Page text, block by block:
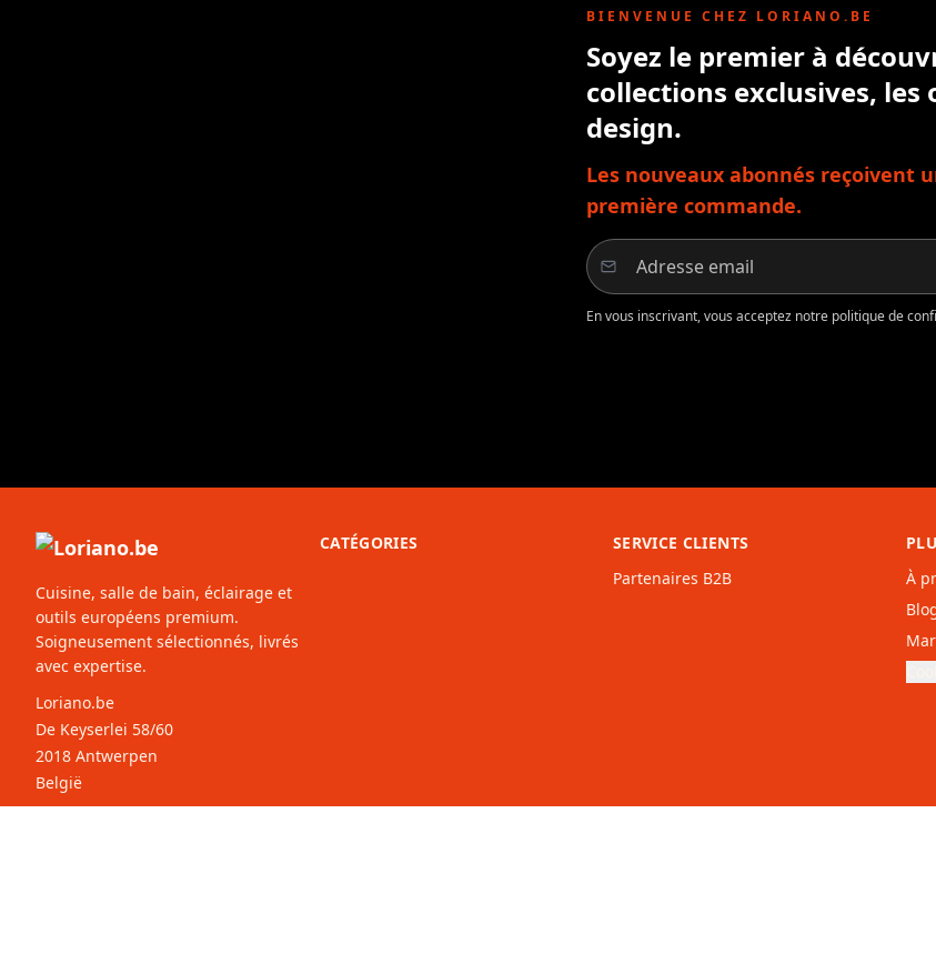
BIENVENUE CHEZ LORIANO.BE
Soyez le premier à
collections exclusives,
design.
Les nouveaux abonnés reçoivent
première commande.
En vous inscrivant, vous acceptez notre politique de
Cuisine, salle de bain, éclairage et
outils européens premium.
Soigneusement sélectionnés, livrés
avec expertise.
Loriano.be
De Keyserlei 58/60
2018 Antwerpen
België
CATÉGORIES
SERVICE CLIENTS
Partenaires B2B
À